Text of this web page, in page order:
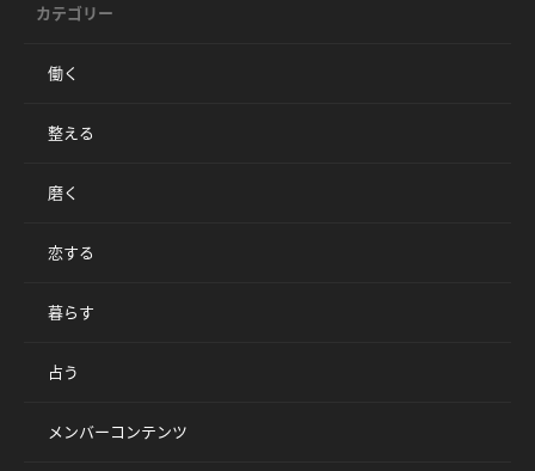
カテゴリー
働く
整える
磨く
恋する
暮らす
占う
メンバーコンテンツ